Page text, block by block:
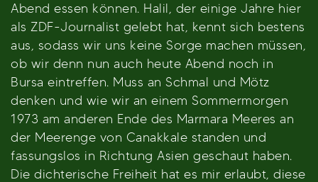
Abend essen können. Halil, der einige Jahre hier
als ZDF-Journalist gelebt hat, kennt sich bestens
aus, sodass wir uns keine Sorge machen müssen,
ob wir denn nun auch heute Abend noch in
Bursa eintreffen. Muss an Schmal und Mötz
denken und wie wir an einem Sommermorgen
1973 am anderen Ende des Marmara Meeres an
der Meerenge von Canakkale standen und
fassungslos in Richtung Asien geschaut haben.
Die dichterische Freiheit hat es mir erlaubt, diese